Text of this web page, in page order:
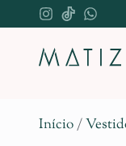
Início/